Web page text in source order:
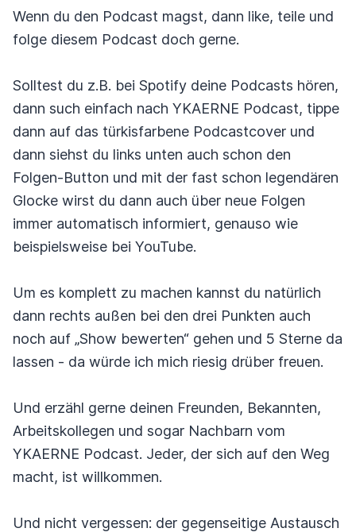
Wenn du den Podcast magst, dann like, teile und
folge diesem Podcast doch gerne.
Solltest du z.B. bei Spotify deine Podcasts hören,
dann such einfach nach YKAERNE Podcast, tippe
dann auf das türkisfarbene Podcastcover und
dann siehst du links unten auch schon den
Folgen-Button und mit der fast schon legendären
Glocke wirst du dann auch über neue Folgen
immer automatisch informiert, genauso wie
beispielsweise bei YouTube.
Um es komplett zu machen kannst du natürlich
dann rechts außen bei den drei Punkten auch
noch auf „Show bewerten“ gehen und 5 Sterne da
lassen - da würde ich mich riesig drüber freuen.
Und erzähl gerne deinen Freunden, Bekannten,
Arbeitskollegen und sogar Nachbarn vom
YKAERNE Podcast. Jeder, der sich auf den Weg
macht, ist willkommen.
Und nicht vergessen: der gegenseitige Austausch